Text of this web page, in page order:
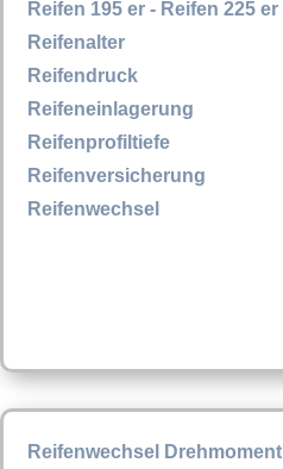
Reifen 195 er - Reifen 225 er
Reifenalter
Reifendruck
Reifeneinlagerung
Reifenprofiltiefe
Reifenversicherung
Reifenwechsel
Reifenwechsel Drehmoment